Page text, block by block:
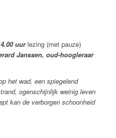
uurlezing (met pauze)
Janssen, oud-hoogleraar
het wad, een spiegelend
ogenschijnlijk weinig leven
kan de verborgen schoonheid